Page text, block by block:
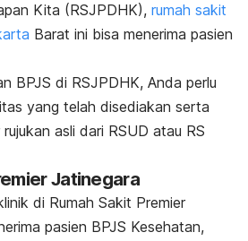
Kita (RSJPDHK), rumah sakit
Barat ini bisa menerima pasien
BPJS di RSJPDHK, Anda perlu
yang telah disediakan serta
asli dari RSUD atau RS
Jatinegara
di Rumah Sakit Premier
pasien BPJS Kesehatan,